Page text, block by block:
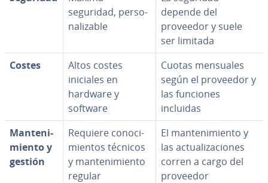
seguridad, pe­r­so­
na­li­za­ble
depende del
proveedor y suele
ser limitada
Costes
Altos costes
iniciales en
hardware y
software
Cuotas mensuales
según el proveedor y
las funciones
incluidas
Ma­n­te­ni­
mie­n­to y
gestión
Requiere co­no­ci­
mie­n­tos técnicos
y ma­n­te­ni­mie­n­to
regular
El ma­n­te­ni­mie­n­to y
las ac­tua­li­za­cio­nes
corren a cargo del
proveedor